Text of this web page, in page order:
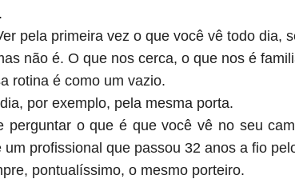
pela primeira vez o que você vê todo dia,
não é. O que nos cerca, o que nos é
rotina é como um vazio.
por exemplo, pela mesma porta.
perguntar o que é que você vê no seu
um profissional que passou 32 anos a fio
pontualíssimo, o mesmo porteiro.